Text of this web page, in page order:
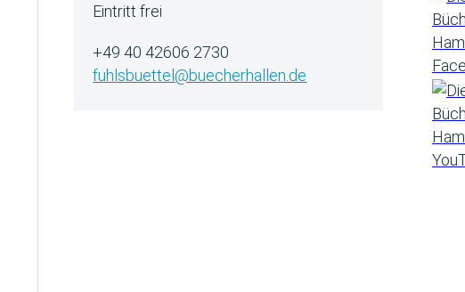
Eintritt frei
+49 40 42606 2730
fuhlsbuettel@buecherhallen.de